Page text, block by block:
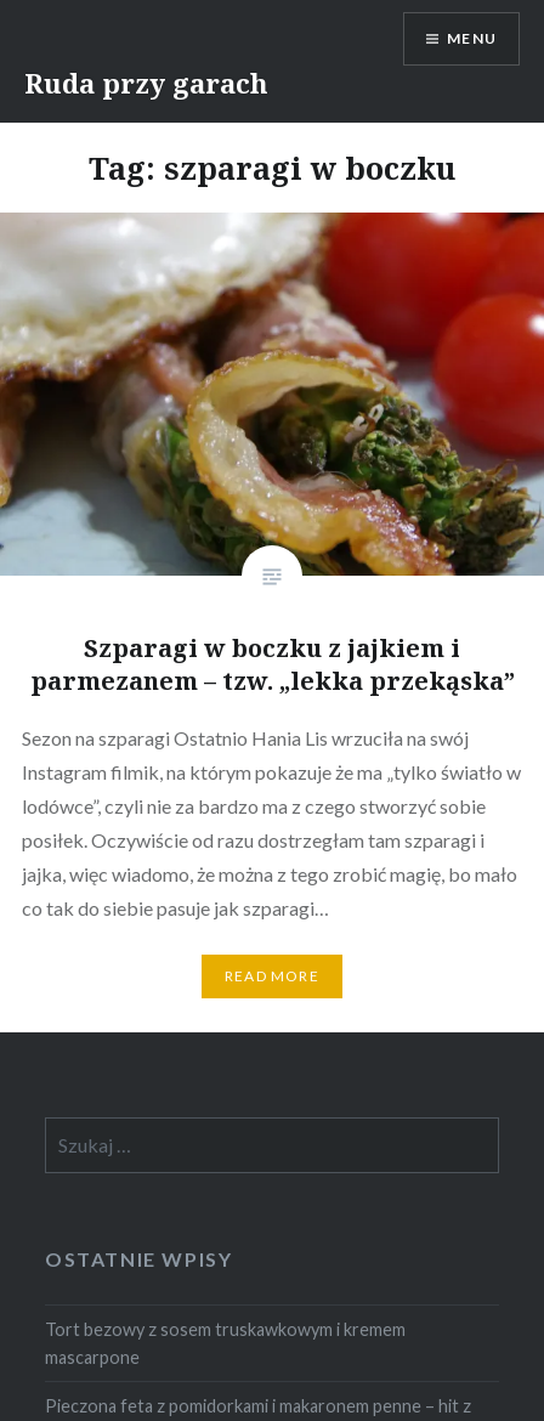
content
Ruda przy garach
MENU
Tag: szparagi w boczku
Szparagi w boczku z jajkiem i
parmezanem – tzw. „lekka przekąska”
Sezon na szparagi Ostatnio Hania Lis wrzuciła na swój
Instagram filmik, na którym pokazuje że ma „tylko światło w
lodówce”, czyli nie za bardzo ma z czego stworzyć sobie
posiłek. Oczywiście od razu dostrzegłam tam szparagi i
jajka, więc wiadomo, że można z tego zrobić magię, bo mało
co tak do siebie pasuje jak szparagi…
READ MORE
OSTATNIE WPISY
Tort bezowy z sosem truskawkowym i kremem
mascarpone
Pieczona feta z pomidorkami i makaronem penne – hit z